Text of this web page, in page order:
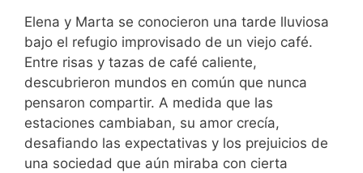
Elena y Marta se conocieron una tarde lluviosa
bajo el refugio improvisado de un viejo café.
Entre risas y tazas de café caliente,
descubrieron mundos en común que nunca
pensaron compartir. A medida que las
estaciones cambiaban, su amor crecía,
desafiando las expectativas y los prejuicios de
una sociedad que aún miraba con cierta